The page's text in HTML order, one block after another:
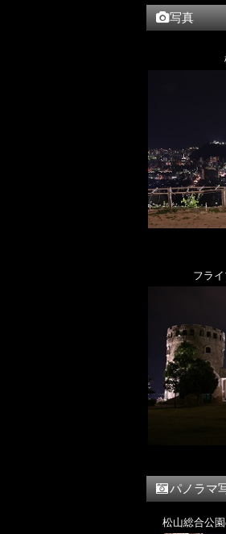
写真
フラ
パノラマ
松山総合公